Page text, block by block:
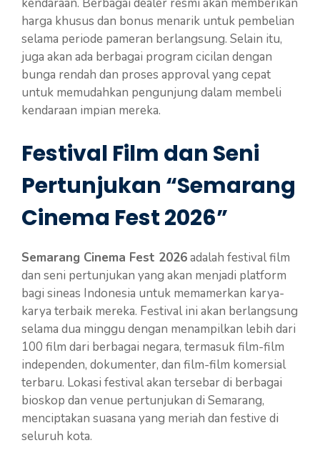
harga khusus dan bonus menarik untuk pembelian
selama periode pameran berlangsung. Selain itu,
juga akan ada berbagai program cicilan dengan
bunga rendah dan proses approval yang cepat
untuk memudahkan pengunjung dalam membeli
kendaraan impian mereka.
Festival Film dan Seni
Pertunjukan “Semarang
Cinema Fest 2026”
Semarang Cinema Fest 2026adalah festival film
dan seni pertunjukan yang akan menjadi platform
bagi sineas Indonesia untuk memamerkan karya-
karya terbaik mereka. Festival ini akan berlangsung
selama dua minggu dengan menampilkan lebih dari
100 film dari berbagai negara, termasuk film-film
independen, dokumenter, dan film-film komersial
terbaru. Lokasi festival akan tersebar di berbagai
bioskop dan venue pertunjukan di Semarang,
menciptakan suasana yang meriah dan festive di
seluruh kota.